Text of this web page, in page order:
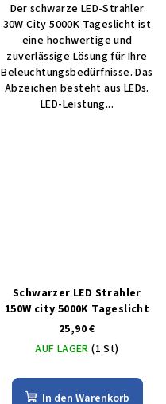
Der schwarze LED-Strahler
30W City 5000K Tageslicht ist
eine hochwertige und
zuverlässige Lösung für Ihre
Beleuchtungsbedürfnisse. Das
Abzeichen besteht aus LEDs.
LED-Leistung...
Schwarzer LED Strahler
150W city 5000K Tageslicht
25,90 €
AUF LAGER(1 St)
In den Warenkorb